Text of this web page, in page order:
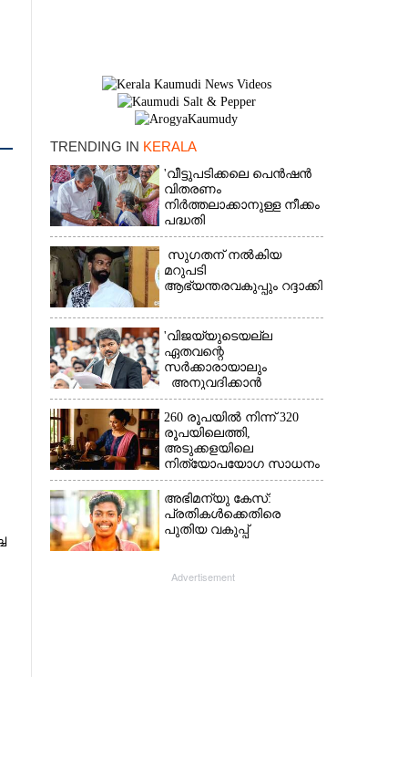
TRENDING IN KERALA
'വീട്ടുപടിക്കലെ പെൻഷൻ
വിതരണം
നിർത്തലാക്കാനുള്ള നീക്കം
പദ്ധതി
അവസാനിപ്പിക്കാനുള്ള
യുഡിഎഫ് അജണ്ടയുടെ
ആദ്യപടി'
സുഗതന് നൽകിയ
മറുപടി
ആഭ്യന്തരവകുപ്പും റദ്ദാക്കി
'വിജയ്‌യുടെയല്ല
ഏതവന്റെ
സർക്കാരായാലും
അനുവദിക്കാൻ
കഴിയില്ല;
മുല്ലപ്പെരിയാറിന്റെ
വെള്ളം കൂട്ടുന്നത്
മനസിൽ വച്ചാൽമതി'
260 രൂപയിൽ നിന്ന് 320
രൂപയിലെത്തി,
അടുക്കളയിലെ
നിത്യോപയോഗ സാധനം
വാങ്ങിയാൽ കൈപൊള്ളും
അഭിമന്യു കേസ്:
പ്രതികൾക്കെതിരെ
പുതിയ വകുപ്പ്
Advertisement
×